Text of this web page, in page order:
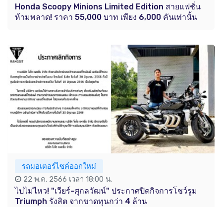
Honda Scoopy Minions Limited Edition สายแฟชั่น
ห้ามพลาด! ราคา 55,000 บาท เพียง 6,000 คันเท่านั้น
รถมอเตอร์ไซค์ออกใหม่
22 พ.ค. 2566 เวลา 18:00 น.
ไปไม่ไหว! "เวียร์-ศุกลวัฒน์" ประกาศปิดกิจการโชว์รูม
Triumph รังสิต จากขาดทุนกว่า 4 ล้าน